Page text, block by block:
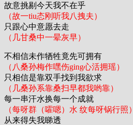
故意挑剔今天我不在乎
（故一tiu态刚听我八拽夫）
只跟心中意愿去走
（几甘桑中一晕灰早）
不相信未作牺牲竟先可拥有
（八桑孙梅作嘿伤ging心活拥瑶）
只相信是靠双手找到我欲求
（几桑孙系靠桑扫早都我哟靠）
每一串汗水换每一个成就
（每呀群（嚯嗯）水 纹每呀锅行照）
从来得失我睇透